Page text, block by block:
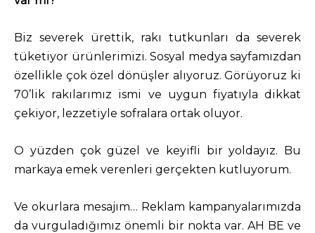
Biz severek ürettik, rakı tutkunları da severek
tüketiyor ürünlerimizi. Sosyal medya sayfamızdan
özellikle çok özel dönüşler alıyoruz. Görüyoruz ki
70’lik rakılarımız ismi ve uygun fiyatıyla dikkat
çekiyor, lezzetiyle sofralara ortak oluyor.
O yüzden çok güzel ve keyifli bir yoldayız. Bu
markaya emek verenleri gerçekten kutluyorum.
Ve okurlara mesajım… Reklam kampanyalarımızda
da vurguladığımız önemli bir nokta var. AH BE ve